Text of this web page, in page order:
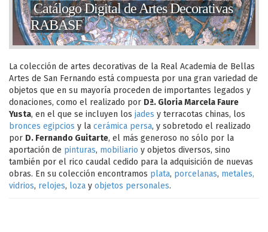
Catálogo Digital de Artes Decorativas
RABASF
La colección de artes decorativas de la Real Academia de Bellas
Artes de San Fernando está compuesta por una gran variedad de
objetos que en su mayoría proceden de importantes legados y
donaciones, como el realizado por Dª. Gloria Marcela Faure
Yusta, en el que se incluyen los jades y terracotas chinas, los
bronces egipcios y la cerámica persa, y sobretodo el realizado
por D. Fernando Guitarte, el más generoso no sólo por la
aportación de pinturas, mobiliario y objetos diversos, sino
también por el rico caudal cedido para la adquisición de nuevas
obras. En su colección encontramos plata, porcelanas, metales,
vidrios, relojes, loza y objetos personales.